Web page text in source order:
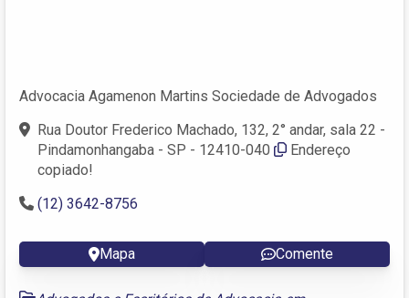
Advocacia Agamenon Martins Sociedade de Advogados
Rua Doutor Frederico Machado, 132, 2° andar, sala 22 -
Pindamonhangaba - SP - 12410-040
Endereço
copiado!
(12) 3642-8756
Mapa Comente